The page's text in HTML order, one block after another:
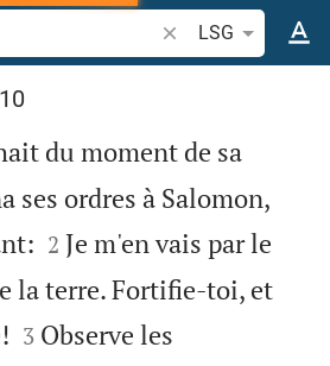
Recherche d'un
LSG
du moment de sa
ses ordres à Salomon,


2 Je m'en vais par le
la terre. Fortifie-toi, et


3 Observe les